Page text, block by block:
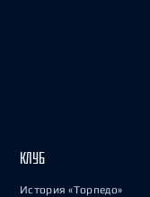
КЛУБ
История «Торпедо»